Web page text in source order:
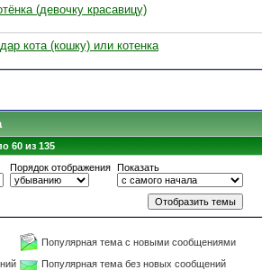
(девочку красавицу)
кота (кошку) или котенка
60 из 135
Порядок отображения Показать
Популярная тема с новыми сообщениями
Популярная тема без новых сообщений